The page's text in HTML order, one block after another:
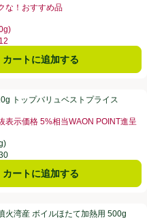
な！おすすめ品
カートに追加する
トプライス
トップバリュベストプライス
表示価格 5%相当WAON POINT進呈
カートに追加する
加熱用 500g
火湾産 ボイルほたて加熱用 500g